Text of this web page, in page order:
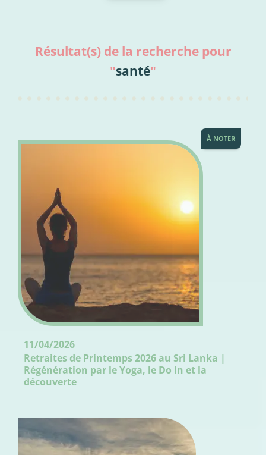
Résultat(s) de la recherche pour
"santé"
À NOTER
11/04/2026
Retraites de Printemps 2026 au Sri Lanka |
Régénération par le Yoga, le Do In et la
découverte